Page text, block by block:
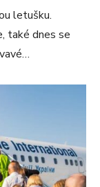
letušku.
také dnes se